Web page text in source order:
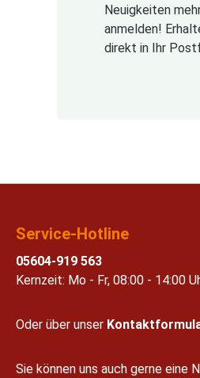
Neuigkeiten
anmelden!
direkt in Ihr
Service-Hotline
05604-919 563
Kernzeit: Mo - Fr, 08:00 - 14:00
Oder über unser
Sie können uns auch gerne eine